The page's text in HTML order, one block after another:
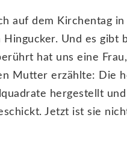
auf dem Kirchentag
Und es gibt
hat uns eine
Mutter erzählte: Die
hergestellt
Jetzt ist sie